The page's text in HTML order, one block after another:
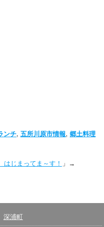
ンチ, 五所川原市情報, 郷土料理
はじまってま～す！ 」→
深浦町